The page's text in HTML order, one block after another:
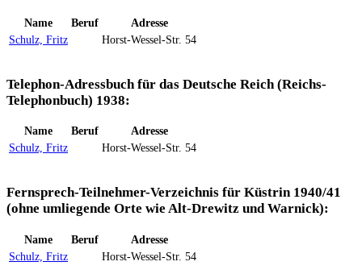
Name Beruf
Adresse
Schulz, Fritz
Horst-Wessel-Str. 54
Telephon-Adressbuch für das Deutsche Reich (Reichs-
Telephonbuch) 1938:
Name Beruf
Adresse
Schulz, Fritz
Horst-Wessel-Str. 54
Fernsprech-Teilnehmer-Verzeichnis für Küstrin 1940/41
(ohne umliegende Orte wie Alt-Drewitz und Warnick):
Name Beruf
Adresse
Schulz, Fritz
Horst-Wessel-Str. 54